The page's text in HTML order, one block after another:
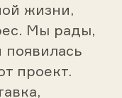
жизни,
Мы рады,
появилась
проект.